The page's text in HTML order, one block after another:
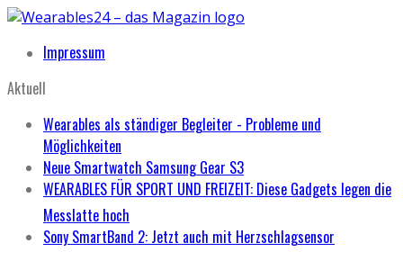
Impressum
Aktuell
Wearables als ständiger Begleiter - Probleme und
Möglichkeiten
Neue Smartwatch Samsung Gear S3
WEARABLES FÜR SPORT UND FREIZEIT: Diese Gadgets legen die
Messlatte hoch
Sony SmartBand 2: Jetzt auch mit Herzschlagsensor